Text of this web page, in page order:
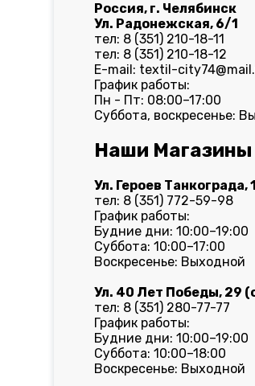
Россия, г. Челябинск
Ул. Радонежская, 6/1
тел: 8 (351) 210-18-11
тел: 8 (351) 210-18-12
E-mail: textil-
График работы:
Пн - Пт: 08:00–17:00
Суббота, воскресенье:
Наши Магазины
Ул. Героев
тел: 8 (351) 772-59-98
График работы:
Будние дни: 10:00–19:00
Суббота: 10:00–17:00
Воскресенье: Выходной
Ул. 40 Лет Победы, 29
тел: 8 (351) 280-77-77
График работы:
Будние дни: 10:00–19:00
Суббота: 10:00–18:00
Воскресенье: Выходной